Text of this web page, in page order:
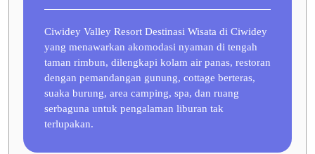
Ciwidey Valley Resort Destinasi Wisata di Ciwidey
yang menawarkan akomodasi nyaman di tengah
taman rimbun, dilengkapi kolam air panas, restoran
dengan pemandangan gunung, cottage berteras,
suaka burung, area camping, spa, dan ruang
serbaguna untuk pengalaman liburan tak
terlupakan.